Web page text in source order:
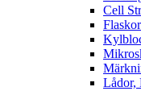
Cell
Flaskor
Lådor,